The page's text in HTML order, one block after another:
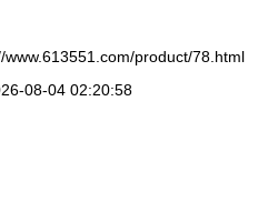
product/78.html
08-04 02:20:58